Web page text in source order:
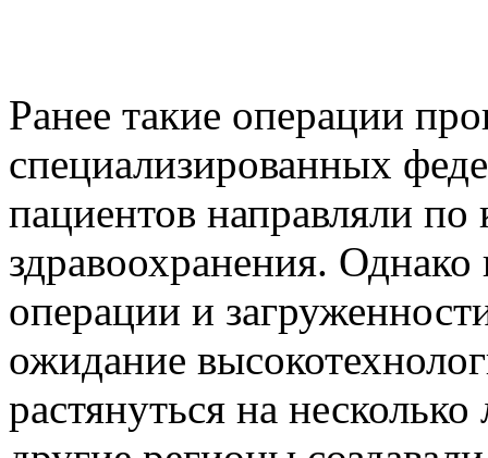
Ранее такие операции
специализированных
пациентов направляли по
здравоохранения. Однако
операции и
ожидание
растянуться на